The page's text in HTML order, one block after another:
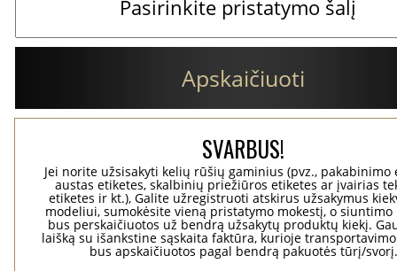
Apskaičiuoti
SVARBUS!
Jei norite užsisakyti kelių rūšių gaminius (pvz., pakabinimo
austas etiketes, skalbinių priežiūros etiketes ar įvairias
etiketes ir kt.), Galite užregistruoti atskirus užsakymus
modeliui, sumokėsite vieną pristatymo mokestį, o siuntimo
bus perskaičiuotos už bendrą užsakytų produktų kiekį.
laišką su išankstine sąskaita faktūra, kurioje
bus apskaičiuotos pagal bendrą pakuotės tūrį/svorį.